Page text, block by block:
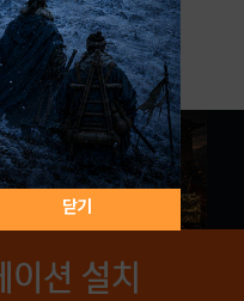
회원가입
닫기